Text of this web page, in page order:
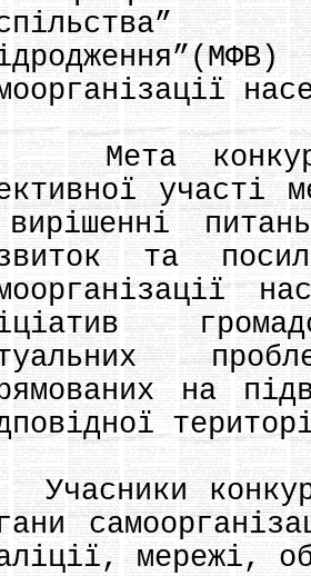
конкурсу
участі
та
на
мережі,